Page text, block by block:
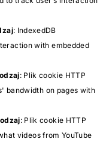
: IndexedDB
with embedded
: Plik cookie HTTP
bandwidth on pages with
: Plik cookie HTTP
videos from YouTube